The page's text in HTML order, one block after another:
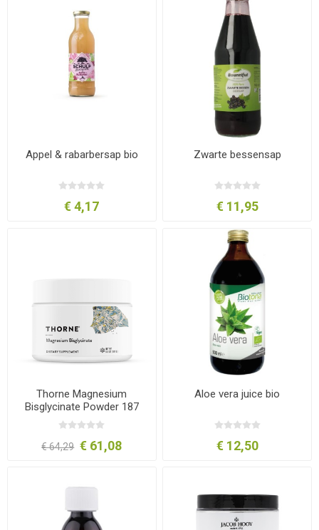
Appel & rabarbersap bio
€ 4,17
Zwarte bessensap
€ 11,95
Thorne Magnesium
Bisglycinate Powder 187
gram
€ 64,29 € 61,08
Aloe vera juice bio
€ 12,50